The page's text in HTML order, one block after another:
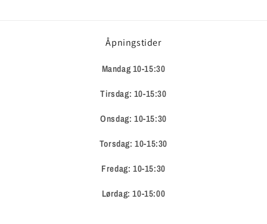
Åpningstider
Mandag 10-15:30
Tirsdag: 10-15:30
Onsdag: 10-15:30
Torsdag: 10-15:30
Fredag: 10-15:30
Lørdag: 10-15:00